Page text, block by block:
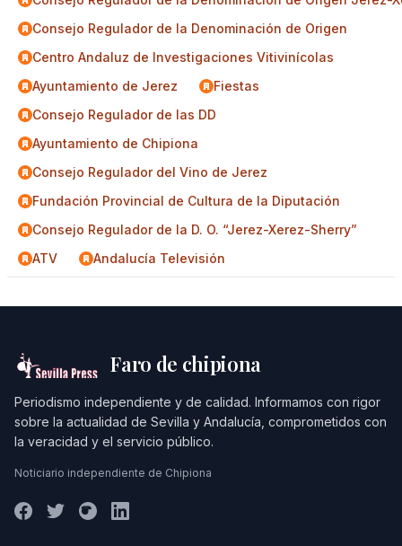
Consejo Regulador de la Denominación de Origen
Centro Andaluz de Investigaciones Vitivinícolas
Ayuntamiento de Jerez
Fiestas
Consejo Regulador de las DD
Ayuntamiento de Chipiona
Consejo Regulador del Vino de Jerez
Fundación Provincial de Cultura de la Diputación
Consejo Regulador de la D. O. “Jerez-Xerez-Sherry”
ATV
Andalucía Televisión
Faro de chipiona
Periodismo independiente y de calidad. Informamos con rigor
sobre la actualidad de Sevilla y Andalucía, comprometidos con
la veracidad y el servicio público.
Noticiario independiente de Chipiona